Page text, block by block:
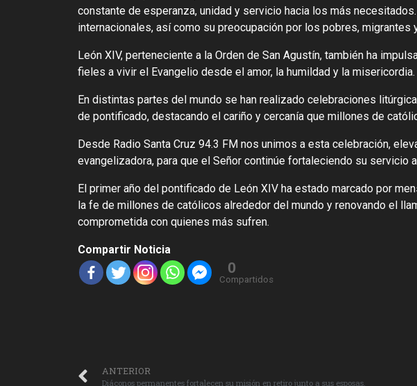
constante de esperanza, unidad y servicio hacia los más
internacionales, así como su preocupación por los pobres,
León XIV, perteneciente a la Orden de San Agustín, también ha
fieles a vivir el Evangelio desde el amor, la humildad y la misericordia.
En distintas partes del mundo se han realizado celebraciones
de pontificado, destacando el cariño y cercanía que millones de
Desde Radio Santa Cruz 94.3 FM nos unimos a esta celebración,
evangelizadora, para que el Señor continúe fortaleciendo su servicio
El primer año del pontificado de León XIV ha estado marcado por
la fe de millones de católicos alrededor del mundo y renovando el
comprometida con quienes más sufren.
Compartir Noticia
0
Compartidos
ANTERIOR
Diáconos permanentes fortalecen su misión en retiro junto a sus esposas.